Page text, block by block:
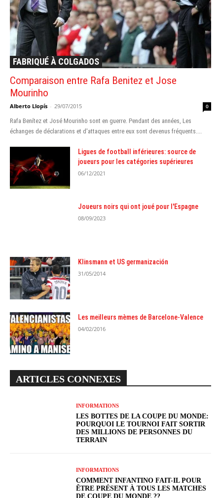
FABRIQUÉ À COLGADOS
Comparaison entre Rafa Benitez et Jose
Mourinho
Alberto Llopís - 29/07/2015 0
Rafa Benítez et José Mourinho sont en guerre. Pendant des années, Les
échanges de déclarations et d'attaques entre eux sont devenus fréquents....
Ligues de football inférieures: source de
joueurs pour les catégories supérieures
06/12/2021
Joueurs noirs qui ont joué pour l'Espagne
08/09/2023
Klinsmann et US germanización
31/05/2014
Les meilleurs mèmes de Barcelone-Valence
04/02/2016
ARTICLES CONNEXES
INFORMATIONS
LES BOTTES DE LA COUPE DU MONDE:
POURQUOI LE TOURNOI FAIT SORTIR
DES MILLIONS DE PERSONNES DU
TERRAIN
INFORMATIONS
COMMENT INFANTINO FAIT-IL POUR
ÊTRE PRÉSENT À TOUS LES MATCHES
DE COUPE DU MONDE ??